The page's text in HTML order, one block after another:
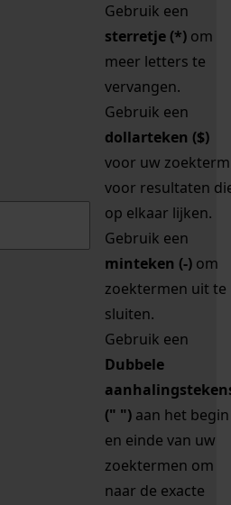
Gebruik een
sterretje (*) om
meer letters te
vervangen.
Gebruik een
dollarteken ($)
voor uw zoekterm
voor resultaten
op elkaar lijken.
Gebruik een
minteken (-) om
zoektermen uit te
sluiten.
Gebruik een
Dubbele
(" ") aan het begin
en einde van uw
zoektermen om
naar de exacte